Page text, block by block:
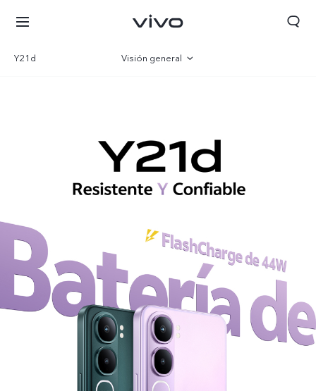
México | Seleccione país/región
Y21d Visión general